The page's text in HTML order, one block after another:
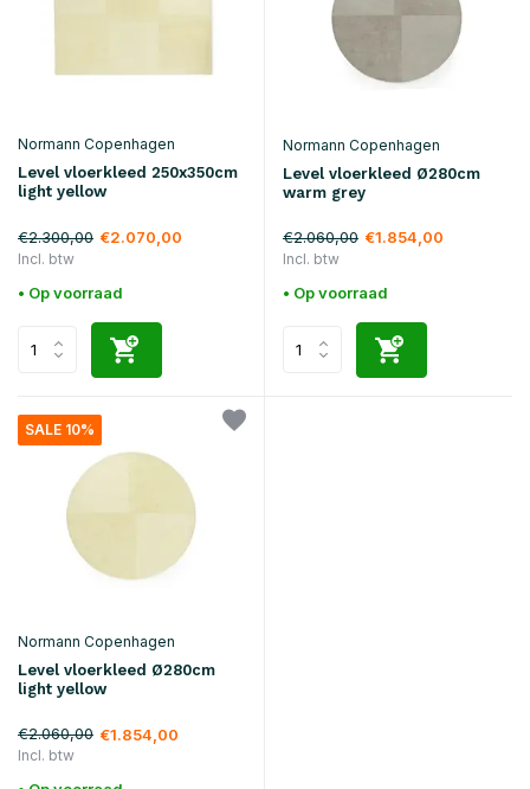
Normann Copenhagen
Level vloerkleed 250x350cm
light yellow
€2.300,00 €2.070,00
Incl. btw
• Op voorraad
Normann Copenhagen
Level vloerkleed Ø280cm
warm grey
€2.060,00 €1.854,00
Incl. btw
• Op voorraad
SALE 10%
Normann Copenhagen
Level vloerkleed Ø280cm
light yellow
€2.060,00 €1.854,00
Incl. btw